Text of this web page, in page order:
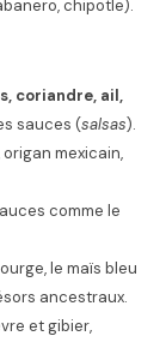
chipotle).
coriandre, ail,
sauces (salsas).
origan mexicain,
comme le
le maïs bleu
ancestraux.
et gibier,